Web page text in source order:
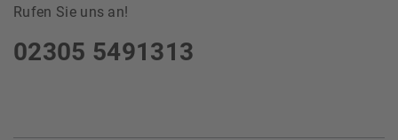
Rufen Sie uns an!
02305 5491313